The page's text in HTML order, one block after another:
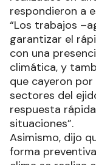
respondieron a
“Los trabajos
garantizar el
con una
climática, y
que cayeron
sectores del
respuesta
situaciones”.
Asimismo, dijo
forma